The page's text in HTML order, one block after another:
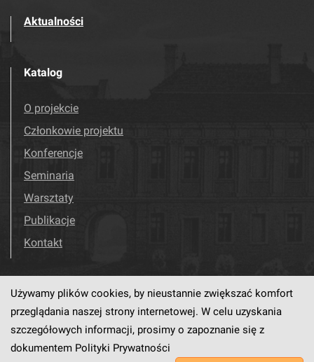
Aktualności
Katalog
O projekcie
Członkowie projektu
Konferencje
Seminaria
Warsztaty
Publikacje
Kontakt
Odwiedź nas! Facebook
Używamy plików cookies, by nieustannie zwiększać komfort
przeglądania naszej strony internetowej. W celu uzyskania
szczegółowych informacji, prosimy o zapoznanie się z
dokumentem Polityki Prywatności